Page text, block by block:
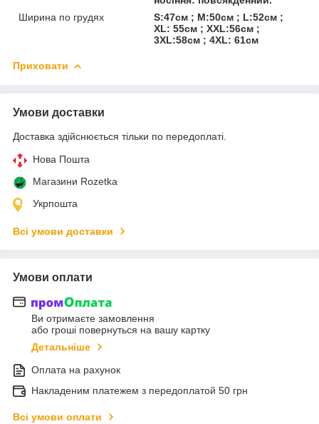
Ширина по грудях
S:47см ; M:50см ; L:52см ;
XL: 55см ; XXL:56см ;
3XL:58см ; 4XL: 61см
Приховати
Умови доставки
Доставка здійснюється тільки по передоплаті.
Нова Пошта
Магазини Rozetka
Укрпошта
Всі умови доставки
Умови оплати
Ви отримаєте замовлення
або гроші повернуться на вашу картку
Детальніше
Оплата на рахунок
Накладеним платежем з передоплатой 50 грн
Всі умови оплати